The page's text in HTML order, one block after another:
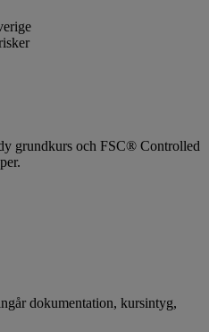
grundkurs och FSC® Controlled
dokumentation, kursintyg,